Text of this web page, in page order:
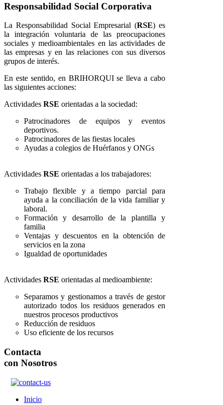
Responsabilidad Social Corporativa
La Responsabilidad Social Empresarial (RSE) es
la integración voluntaria de las preocupaciones
sociales y medioambientales en las actividades de
las empresas y en las relaciones con sus diversos
grupos de interés.
En este sentido, en BRIHORQUI se lleva a cabo
las siguientes acciones:
Actividades RSE orientadas a la sociedad:
Patrocinadores de equipos y eventos
deportivos.
Patrocinadores de las fiestas locales
Ayudas a colegios de Huérfanos y ONGs
Actividades RSE orientadas a los trabajadores:
Trabajo flexible y a tiempo parcial para
ayuda a la conciliación de la vida familiar y
laboral.
Formación y desarrollo de la plantilla y
familia
Ventajas y descuentos en la obtención de
servicios en la zona
Igualdad de oportunidades
Actividades RSE orientadas al medioambiente:
Separamos y gestionamos a través de gestor
autorizado todos los residuos generados en
nuestros procesos productivos
Reducción de residuos
Uso eficiente de los recursos
Contacta
con Nosotros
Inicio